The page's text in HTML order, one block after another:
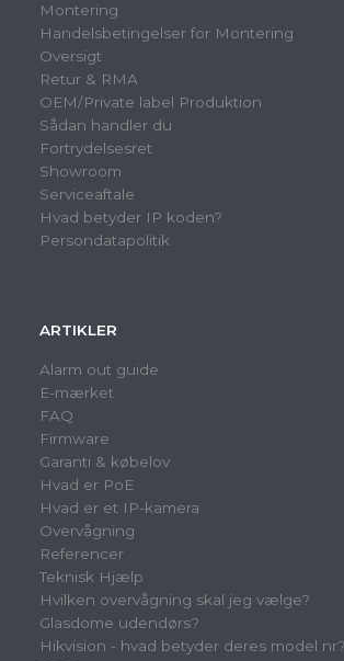
Montering
Handelsbetingelser for Montering
Oversigt
Retur & RMA
OEM/Private label Produktion
Sådan handler du
Fortrydelsesret
Showroom
Serviceaftale
Hvad betyder IP koden?
Persondatapolitik
ARTIKLER
Alarm out guide
E-mærket
FAQ
Firmware
Garanti & købelov
Hvad er PoE
Hvad er et IP-kamera
Overvågning
Referencer
Teknisk Hjælp
Hvilken overvågning skal jeg vælge?
Glasdome udendørs?
Hikvision - hvad betyder deres model nr?